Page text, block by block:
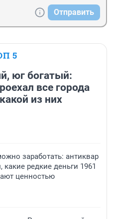
Отправить
5
юг богатый:
все города
из них
заработать: антиквар
редкие деньги 1961
ценностью